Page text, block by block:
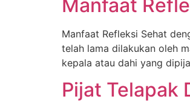
Manfaat
Manfaat Refleksi Sehat
telah lama dilakukan oleh
kepala atau dahi yang
Pijat Telapak